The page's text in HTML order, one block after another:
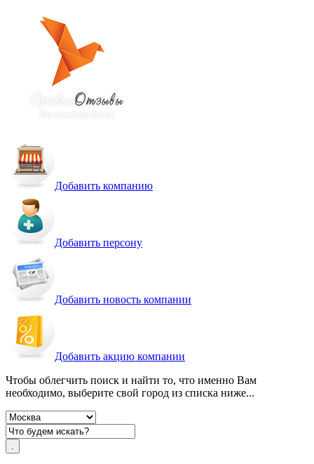
Добавить компанию
Добавить персону
Добавить новость компании
Добавить акцию компании
Чтобы облегчить поиск и найти то, что именно Вам
необходимо, выберите свой город из списка ниже...